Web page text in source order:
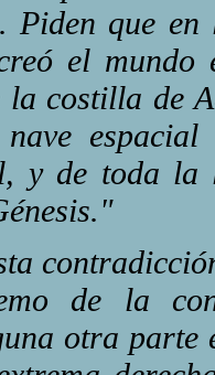
Piden que
el
costilla de
y de toda
de la
otra parte